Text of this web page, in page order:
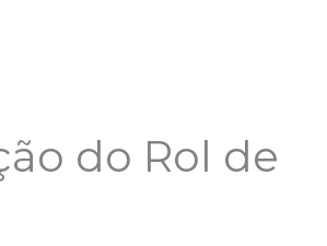
do Rol de